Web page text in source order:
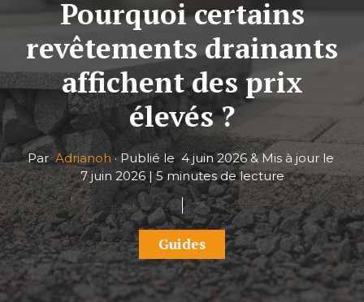
Pourquoi certains
revêtements drainants
affichent des prix
élevés ?
ParAdrianoh· Publié le 4 juin 2026& Mis à jour le
7 juin 2026| 5 minutes de lecture
Guides